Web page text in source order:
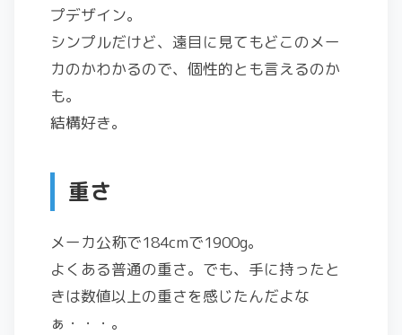
プデザイン。
シンプルだけど、遠目に見てもどこのメー
カのかわかるので、個性的とも言えるのか
も。
結構好き。
重さ
メーカ公称で184cmで1900g。
よくある普通の重さ。でも、手に持ったと
きは数値以上の重さを感じたんだよな
ぁ・・・。